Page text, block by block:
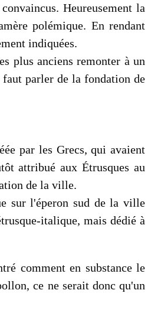
Heureusement la
polémique. En rendant
indiquées.
plus anciens remonter à un
parler de la fondation de
par les Grecs, qui avaient
attribué aux Étrusques au
de la ville.
sur l'éperon sud de la ville
italique, mais dédié à
comment en substance le
ce ne serait donc qu'un